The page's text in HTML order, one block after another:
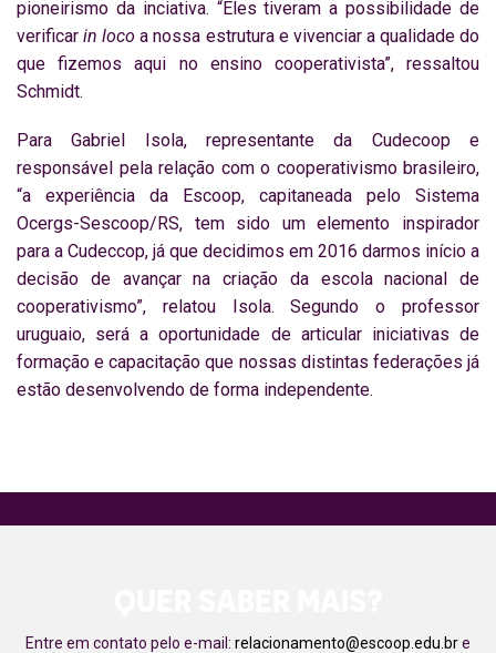
pioneirismo da inciativa. “Eles tiveram a possibilidade de
verificarin loco a nossa estrutura e vivenciar a qualidade do
que fizemos aqui no ensino cooperativista”, ressaltou
Schmidt.
Para Gabriel Isola, representante da Cudecoop e
responsável pela relação com o cooperativismo brasileiro,
“a experiência da Escoop, capitaneada pelo Sistema
Ocergs-Sescoop/RS, tem sido um elemento inspirador
para a Cudeccop, já que decidimos em 2016 darmos início a
decisão de avançar na criação da escola nacional de
cooperativismo”, relatou Isola. Segundo o professor
uruguaio, será a oportunidade de articular iniciativas de
formação e capacitação que nossas distintas federações já
estão desenvolvendo de forma independente.
Entre em contato pelo e-mail: relacionamento@escoop.edu.bre